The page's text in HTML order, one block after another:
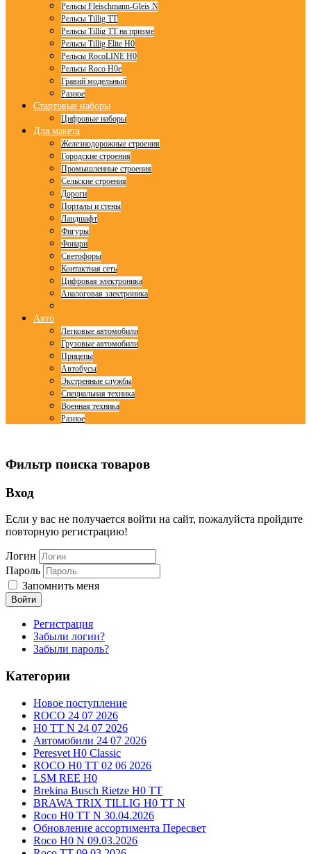
Рельсы Fleischmann-Gleis N
Рельсы Tillig TT
Рельсы Tillig TT на призме
Рельсы Tillig Elite H0
Рельсы RocoLINE H0
Рельсы Roco H0e
Гравий модельный
Разное
Стартовые наборы
Цифровые наборы
Для макета
Железнодорожные строения
Городские строения
Промышленные строения
Сельские строения
Дороги
Порталы и стены
Ландшафт
Фигуры
Фонари
Светофоры
Контактная сеть
Цифровая электроника
Аналоговая электроника
Авто
Легковые автомобили
Грузовые автомобили
Прицепы
Автобусы
Экстренные службы
Специальная техника
Военная техника
Разное
Фильтр поиска товаров
Вход
Если у вас не получается войти на сайт, пожалуйста пройдите
повторную регистрацию!
Логин
Пароль
Запомнить меня
Войти
Регистрация
Забыли логин?
Забыли пароль?
Категории
Новое поступление
ROCO 24 07 2026
H0 TT N 24 07 2026
Автомобили 24 07 2026
Peresvet H0 Classic
ROCO H0 TT 02 06 2026
LSM REE H0
Brekina Busch Rietze H0 TT
BRAWA TRIX TILLIG H0 TT N
Roco H0 TT N 30.04.2026
Обновление ассортимента Пересвет
Roco H0 N 09.03.2026